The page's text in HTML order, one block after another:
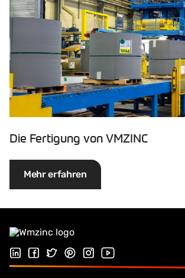
Die Fertigung von VMZINC
Mehr erfahren
Folgen Sie uns auf LinkedIn
Folgen Sie uns auf Facebook
Folgen Sie uns auf Twitter
Folgen Sie uns auf Pinterest
Folgen Sie uns auf
Besuchen Sie